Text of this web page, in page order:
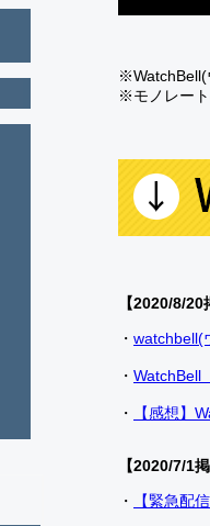
※WatchBell(
※モノレート
【2020/8/
・ watchbell(
・ WatchBell
・ 【感想】
【2020/7/1
・
【緊急配